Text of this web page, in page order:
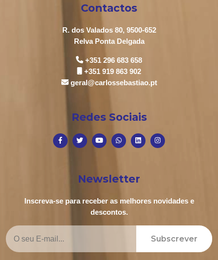
Contactos
R. dos Valados 80, 9500-652
Relva Ponta Delgada
+351 296 683 658
+351 919 863 902
geral@carlossebastiao.pt
Redes Sociais
Newsletter
Inscreva-se para receber as melhores novidades e
descontos.
Subscrever